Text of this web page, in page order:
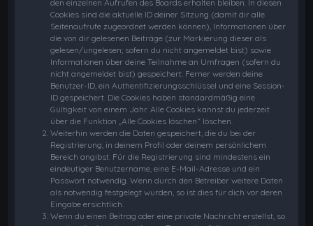
den einzelnen Aufrufen des Boards erhalten bleiben. In diesen
Cookies sind die aktuelle ID deiner Sitzung (damit dir alle
Seitenaufrufe zugeordnet werden können), Informationen über
die von dir gelesenen Beiträge (zur Markierung dieser als
gelesen/ungelesen; sofern du nicht angemeldet bist) sowie
Informationen über deine Teilnahme an Umfragen (sofern du
nicht angemeldet bist) gespeichert. Ferner werden deine
Benutzer-ID, ein Authentifizierungsschlüssel und eine Session-
ID gespeichert. Die Cookies haben standardmäßig eine
Gültigkeit von einem Jahr. Alle Cookies kannst du jederzeit
über die Funktion „Alle Cookies löschen“ löschen.
Weiterhin werden die Daten gespeichert, die du bei der
Registrierung, in deinem Profil oder deinem persönlichem
Bereich angibst. Für die Registrierung sind mindestens ein
eindeutiger Benutzername, eine E-Mail-Adresse und ein
Passwort notwendig. Wenn durch den Betreiber weitere Daten
als notwendig festgelegt wurden, so ist dies für dich vor deren
Eingabe ersichtlich.
Wenn du einen Beitrag oder eine private Nachricht erstellst, so